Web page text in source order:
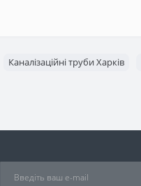
Каналізаційні труби Харків